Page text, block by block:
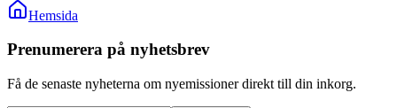
Hemsida
Prenumerera på nyhetsbrev
Få de senaste nyheterna om nyemissioner direkt till din inkorg.